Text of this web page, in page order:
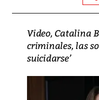
Video, Catalina
criminales, las
suicidarse’